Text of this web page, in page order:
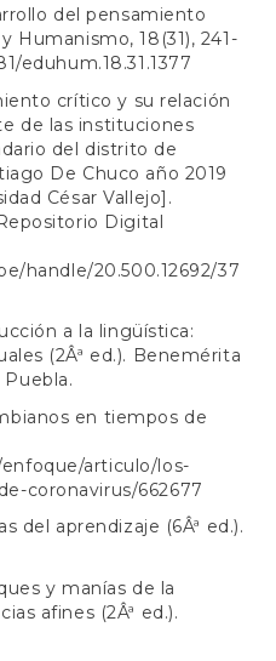
del pensamiento
Humanismo, 18(31), 241-
eduhum.18.31.1377
crítico y su relación
de las instituciones
del distrito de
De Chuco año 2019
César Vallejo].
Digital
handle/20.500.12692/37
a la lingüística:
(2Âª ed.). Benemérita
en tiempos de
articulo/los-
coronavirus/662677
del aprendizaje (6Âª ed.).
y manías de la
afines (2Âª ed.).